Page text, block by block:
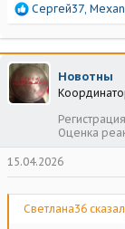
Р
а
к
ц
и
и
Сергей37,
Новотны
Регистрация
Оценка
15.04.2026
Светлана36